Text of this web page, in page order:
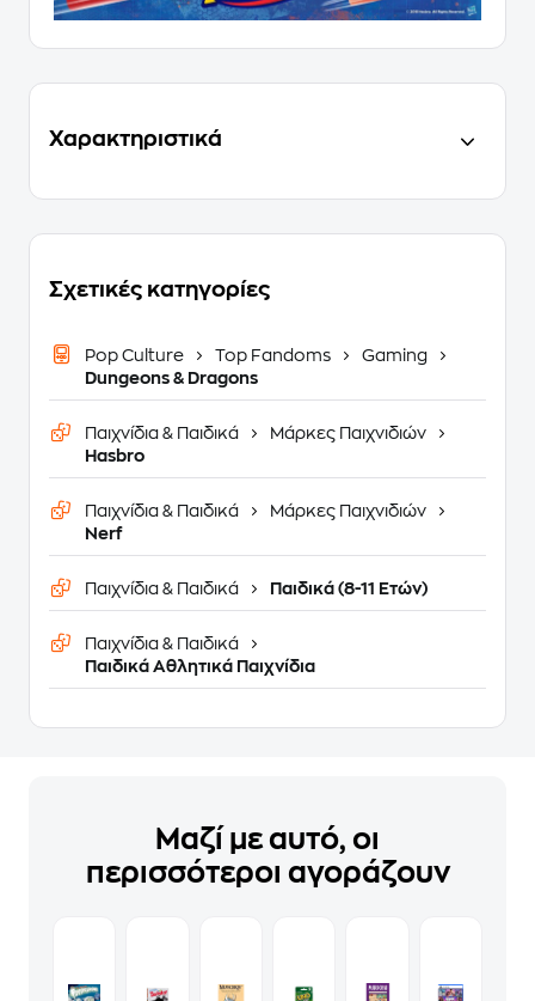
Χαρακτηριστικά
Σχετικές κατηγορίες
Pop Culture Top Fandoms
Gaming
Dungeons & Dragons
Παιχνίδια & Παιδικά
Μάρκες Παιχνιδιών
Hasbro
Παιχνίδια & Παιδικά
Μάρκες Παιχνιδιών
Nerf
Παιχνίδια & Παιδικά Παιδικά (8-11 Ετών)
Παιχνίδια & Παιδικά
Παιδικά Αθλητικά Παιχνίδια
Μαζί με αυτό, οι
περισσότεροι αγοράζουν